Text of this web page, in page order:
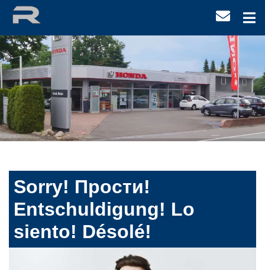
Sorry! Прости!
Entschuldigung! Lo
siento! Désolé!